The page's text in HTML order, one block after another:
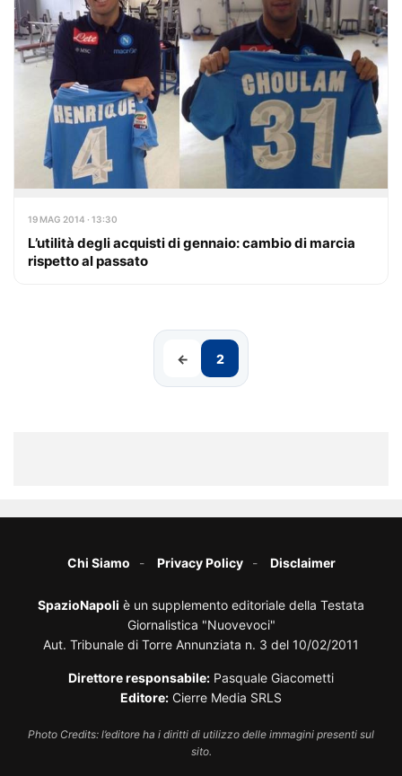
19 MAG 2014 · 13:30
L’utilità degli acquisti di gennaio: cambio di marcia
rispetto al passato
← 2
Chi Siamo Privacy Policy Disclaimer
SpazioNapoli è un supplemento editoriale della Testata
Giornalistica "Nuovevoci"
Aut. Tribunale di Torre Annunziata n. 3 del 10/02/2011
Direttore responsabile: Pasquale Giacometti
Editore: Cierre Media SRLS
Photo Credits: l’editore ha i diritti di utilizzo delle immagini presenti sul
sito.